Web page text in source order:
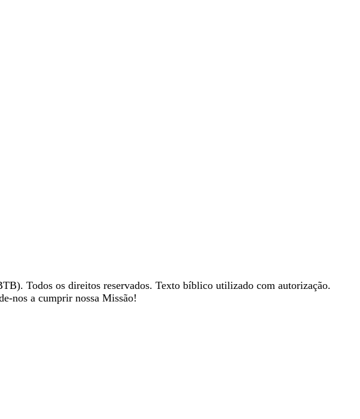
Todos os direitos reservados. Texto bíblico utilizado com autorização.
nos a cumprir nossa Missão!